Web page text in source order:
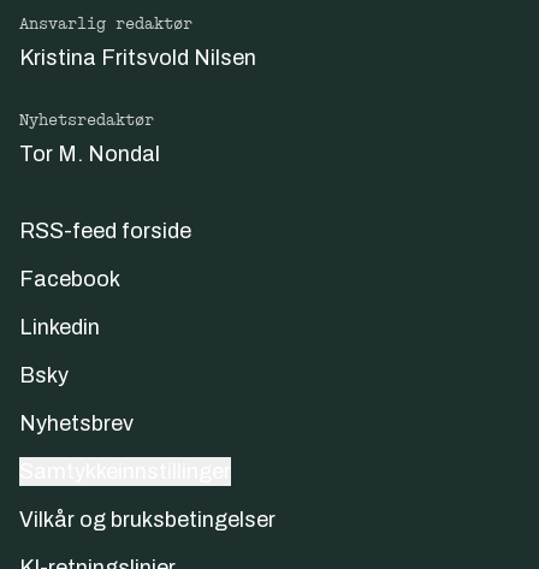
Ansvarlig redaktør
Kristina Fritsvold Nilsen
Nyhetsredaktør
Tor M. Nondal
RSS-feed forside
Facebook
Linkedin
Bsky
Nyhetsbrev
Vilkår og bruksbetingelser